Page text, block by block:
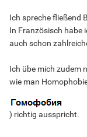
Ich spreche fließend
In Französisch habe
auch schon
Ich übe mich zudem
wie man
) richtig ausspricht.